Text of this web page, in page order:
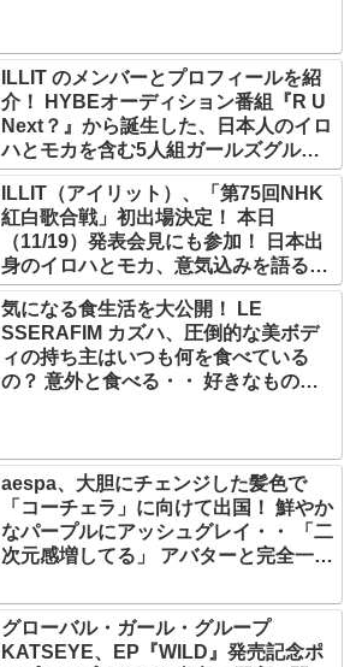
ILLIT のメンバーとプロフィールを紹
介！ HYBEオーディション番組『R U
Next？』から誕生した、日本人のイロ
ハとモカを含む5人組ガールズグルー
プ！ デビュー曲「Magnetic」がいき
なりの大ヒット
ILLIT（アイリット）、「第75回NHK
紅白歌合戦」初出場決定！ 本日
（11/19）発表会見にも参加！ 日本出
身のイロハとモカ、意気込みを語る
「ずっと夢見てたステージ…嬉しくて
光栄」
気になる食生活を大公開！ LE
SSERAFIM カズハ、圧倒的な美ボデ
ィの持ち主はいつも何を食べている
の？ 意外と食べる・・ 好きなものを
aespa、大胆にチェンジした髪色で
「コーチェラ」に向けて出国！ 鮮やか
なパープルにアッシュグレイ・・ 「二
次元感増してる」 アバターと完全一致
グローバル・ガール・グループ
KATSEYE、EP『WILD』発売記念ポ